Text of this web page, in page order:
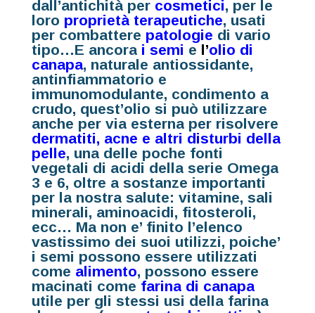
dall’antichità per cosmetici, per le
loro proprietà terapeutiche, usati
per combattere patologie di vario
tipo…E ancora i semi e l’olio di
canapa, naturale antiossidante,
antinfiammatorio e
immunomodulante, condimento a
crudo, quest’olio si può utilizzare
anche per via esterna per risolvere
dermatiti, acne e altri disturbi della
pelle, una delle poche fonti
vegetali di acidi della serie Omega
3 e 6, oltre a sostanze importanti
per la nostra salute: vitamine, sali
minerali, aminoacidi, fitosteroli,
ecc… Ma non e’ finito l’elenco
vastissimo dei suoi utilizzi, poiche’
i semi possono essere utilizzati
come alimento, possono essere
macinati come farina di canapa
utile per gli stessi usi della farina